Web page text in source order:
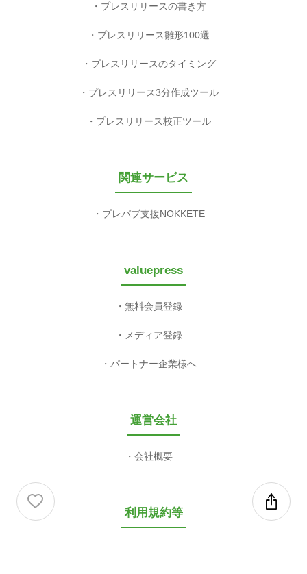
プレスリリースの書き方
プレスリリース雛形100選
プレスリリースのタイミング
プレスリリース3分作成ツール
プレスリリース校正ツール
関連サービス
プレパブ支援NOKKETE
valuepress
無料会員登録
メディア登録
パートナー企業様へ
運営会社
会社概要
利用規約等